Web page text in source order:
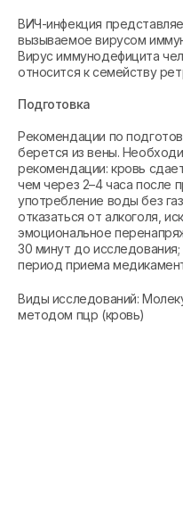
ВИЧ-инфекция
вызываемое вирусом
Вирус иммунодефицита
относится к семейству
Подготовка
Рекомендации по
берется из вены.
рекомендации: кровь
чем через 2–4 часа после
употребление воды без
отказаться от алкоголя,
эмоциональное
30 минут до
период приема
Виды исследований:
методом пцр (кровь)